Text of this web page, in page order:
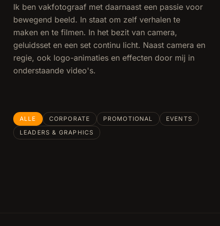
Ik ben vakfotograaf met daarnaast een passie voor
bewegend beeld. In staat om zelf verhalen te
maken en te filmen. In het bezit van camera,
geluidsset en een set continu licht. Naast camera en
regie, ook logo-animaties en effecten door mij in
onderstaande video's.
ALLE CORPORATE PROMOTIONAL
EVENTS
LEADERS & GRAPHICS
UvA:
1:55
UvA
Technology
Medik8
TKB
Kerst
InnQ
Vermeulen